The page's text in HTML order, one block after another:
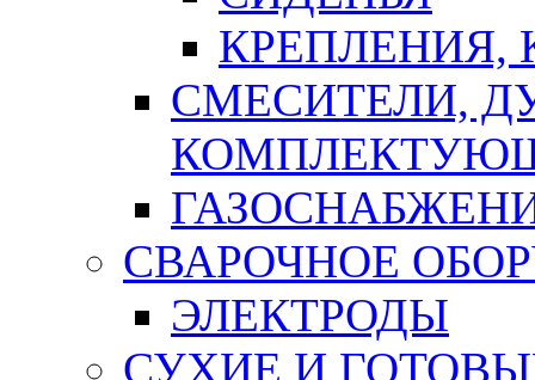
СМЕСИТЕЛИ,
СВАРОЧНОЕ
ЭЛЕКТРОДЫ
СУХИЕ И